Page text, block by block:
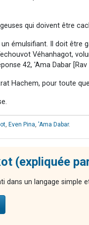
qui doivent être
émulsifiant. Il doit être
Véhanhagot,
42, 'Ama Dabar
Hachem, pour toute
Even Pina 'Ama Dabar.
(expliquée
dans un langage simple